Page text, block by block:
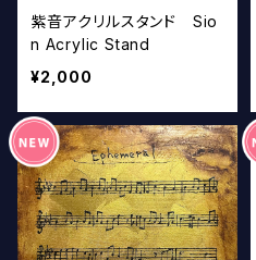
紫音アクリルスタンド Sio
n Acrylic Stand
¥2,000